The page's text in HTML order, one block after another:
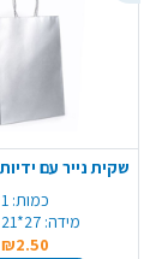
כמות: 1
מידה: 27*21 ס"מ
₪2.50